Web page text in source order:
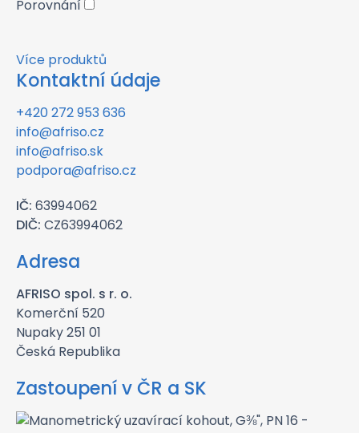
Porovnání
Více produktů
Kontaktní údaje
+420 272 953 636
info@afriso.cz
info@afriso.sk
podpora@afriso.cz
IČ: 63994062
DIČ: CZ63994062
Adresa
AFRISO spol. s r. o.
Komerční 520
Nupaky 251 01
Česká Republika
Zastoupení v ČR a SK